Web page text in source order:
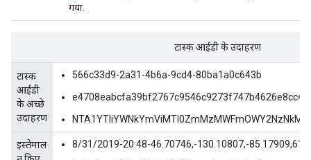
गया.
टास्क आईडी के उदाहरण
टास्क
आईडी
के अच्छे
उदाहरण
566c33d9-2a31-4b6a-9cd4-80ba1a0c643b
इस्तेमाल
8/31/2019-20:48-46.70746,-130.10807,-